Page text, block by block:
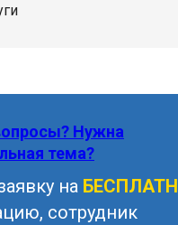
Нужна
тема?
на
сотрудник